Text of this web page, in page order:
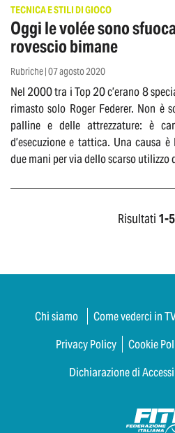
TECNICA E STILI DI GIOCO
Oggi le volée sono
rovescio bimane
Rubriche | 07 agosto 2020
Nel 2000 tra i Top 20 c’erano 8
rimasto solo Roger Federer. Non è
palline e delle attrezzature: è
d’esecuzione e tattica. Una causa
due mani per via dello scarso
Risultati 1-5
Chi siamo Come vederci in
Privacy Policy
Cookie
Dichiarazione di